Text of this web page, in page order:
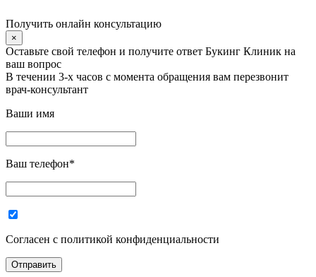
Получить онлайн консультацию
×
Оставьте свой телефон и получите ответ Букинг Клиник на
ваш вопрос
В течении 3-х часов с момента обращения вам перезвонит
врач-консультант
Ваши имя
Ваш телефон*
Согласен с политикой конфиденциальности